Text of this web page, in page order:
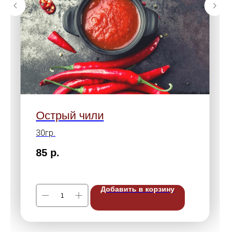
Острый чили
30гр.
85 р.
Добавить в корзину